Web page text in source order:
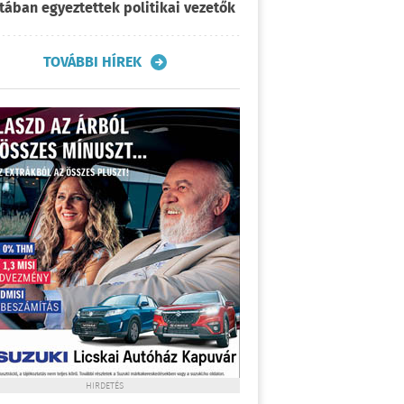
egyeztettek politikai vezetők
TOVÁBBI HÍREK
HIRDETÉS